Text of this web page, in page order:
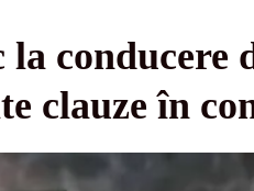
la
clauze în